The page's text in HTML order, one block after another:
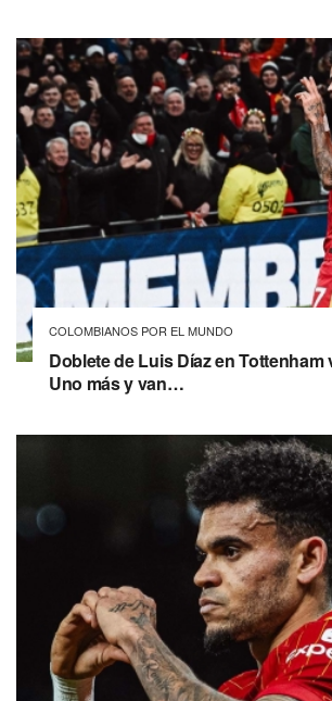
COLOMBIANOS POR EL MUNDO
Doblete de Luis Díaz en
Uno más y van…